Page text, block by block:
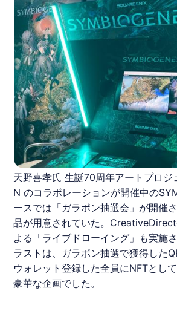
天野喜孝氏 生誕70周年アートプロジ
N のコラボレーションが開催中の
ースでは「ガラポン抽選会」が開催
品が用意されていた。
よる「ライブドローイング」も実施
ラストは、ガラポン抽選で獲得した
ウォレット登録した全員にNFTとし
豪華な企画でした。